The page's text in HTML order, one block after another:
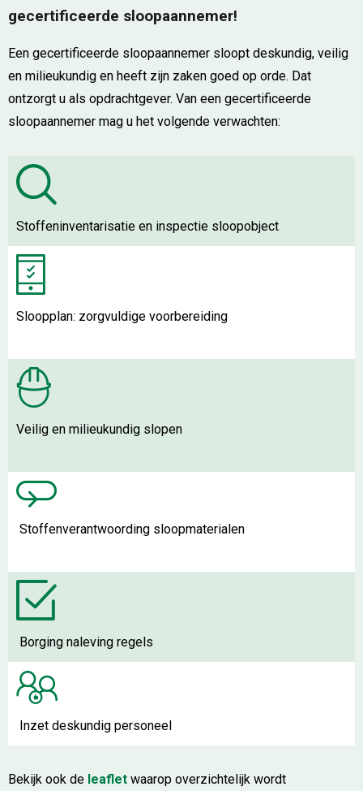
gecertificeerde sloopaannemer!
Een gecertificeerde sloopaannemer sloopt deskundig, veilig
en milieukundig en heeft zijn zaken goed op orde. Dat
ontzorgt u als opdrachtgever. Van een gecertificeerde
sloopaannemer mag u het volgende verwachten:
Stoffeninventarisatie en inspectie sloopobject
Sloopplan: zorgvuldige voorbereiding
Veilig en milieukundig slopen
Stoffenverantwoording sloopmaterialen
Borging naleving regels
Inzet deskundig personeel
Bekijk ook de leaflet waarop overzichtelijk wordt